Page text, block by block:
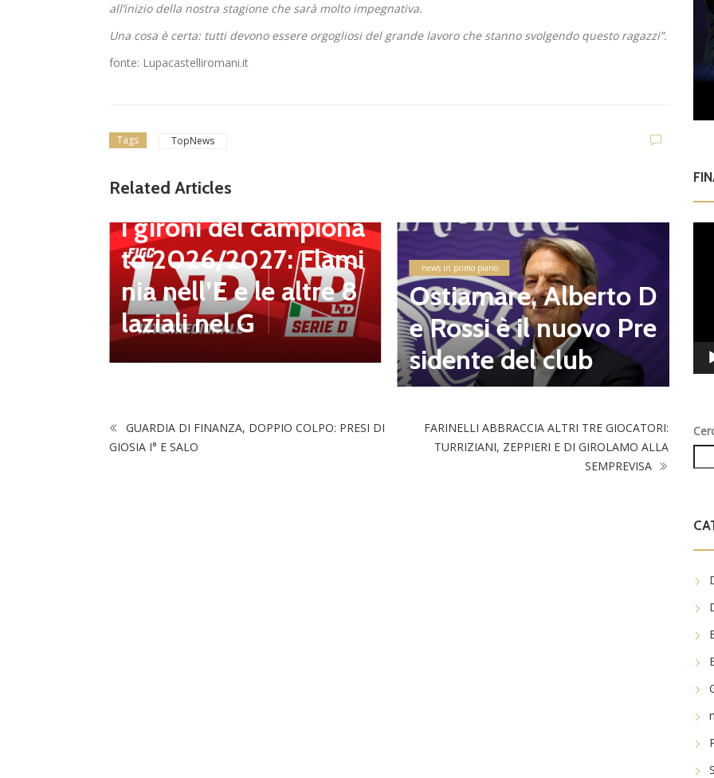
all’inizio della nostra stagione che sarà molto impegnativa.
Una cosa è certa: tutti devono essere orgogliosi del grande lavoro che stanno svolgendo questo ragazzi”.
fonte: Lupacastelliromani.it
Tags TopNews
Related Articles
Serie D, ufficializzati
i gironi del campiona
to 2026/2027: Flami
nia nell’E e le altre 8
laziali nel G
news in primo piano
Ostiamare, Alberto D
e Rossi è il nuovo Pre
sidente del club
GUARDIA DI FINANZA, DOPPIO COLPO: PRESI DI
GIOSIA I° E SALO
FARINELLI ABBRACCIA ALTRI TRE GIOCATORI:
TURRIZIANI, ZEPPIERI E DI GIROLAMO ALLA
SEMPREVISA